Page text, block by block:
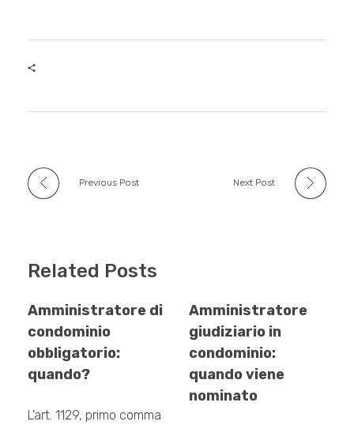
e er bl s
e
Previous Post Next Post
Related Posts
Amministratore di
condominio
obbligatorio:
quando?
L’art. 1129, primo comma
Amministratore
giudiziario in
condominio:
quando viene
nominato